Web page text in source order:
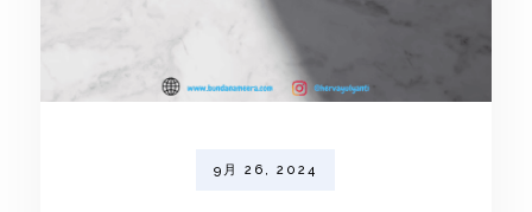
9月 26, 2024